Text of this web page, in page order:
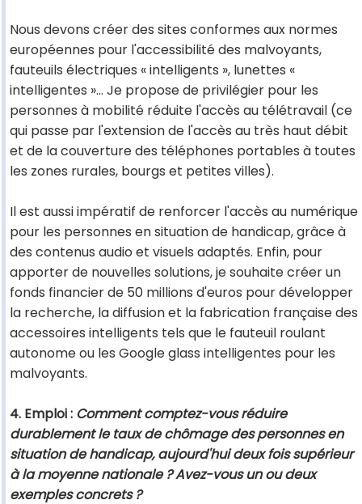
Nous devons créer des sites conformes aux normes
européennes pour l'accessibilité des malvoyants,
fauteuils électriques « intelligents », lunettes «
intelligentes »… Je propose de privilégier pour les
personnes à mobilité réduite l'accès au télétravail (ce
qui passe par l'extension de l'accès au très haut débit
et de la couverture des téléphones portables à toutes
les zones rurales, bourgs et petites villes).
Il est aussi impératif de renforcer l'accès au numérique
pour les personnes en situation de handicap, grâce à
des contenus audio et visuels adaptés. Enfin, pour
apporter de nouvelles solutions, je souhaite créer un
fonds financier de 50 millions d'euros pour développer
la recherche, la diffusion et la fabrication française des
accessoires intelligents tels que le fauteuil roulant
autonome ou les Google glass intelligentes pour les
malvoyants.
4. Emploi : Comment comptez-vous réduire
durablement le taux de chômage des personnes en
situation de handicap, aujourd'hui deux fois supérieur
à la moyenne nationale ? Avez-vous un ou deux
exemples concrets ?